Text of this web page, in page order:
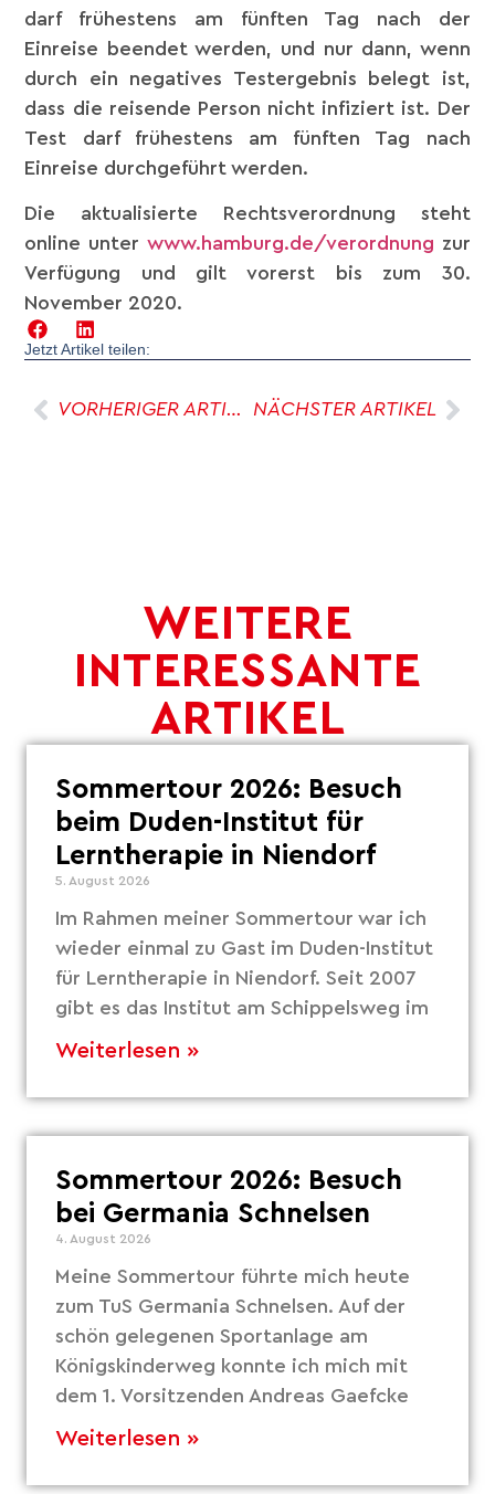
darf frühestens am fünften Tag nach der
Einreise beendet werden, und nur dann, wenn
durch ein negatives Testergebnis belegt ist,
dass die reisende Person nicht infiziert ist. Der
Test darf frühestens am fünften Tag nach
Einreise durchgeführt werden.
Die aktualisierte Rechtsverordnung steht
online unter www.hamburg.de/verordnung zur
Verfügung und gilt vorerst bis zum 30.
November 2020.
Jetzt Artikel teilen:
VORHERIGER ARTIKEL NÄCHSTER ARTIKEL
WEITERE
INTERESSANTE
ARTIKEL
Sommertour 2026: Besuch
beim Duden-Institut für
Lerntherapie in Niendorf
5. August 2026
Im Rahmen meiner Sommertour war ich
wieder einmal zu Gast im Duden-Institut
für Lerntherapie in Niendorf. Seit 2007
gibt es das Institut am Schippelsweg im
Weiterlesen »
Sommertour 2026: Besuch
bei Germania Schnelsen
4. August 2026
Meine Sommertour führte mich heute
zum TuS Germania Schnelsen. Auf der
schön gelegenen Sportanlage am
Königskinderweg konnte ich mich mit
dem 1. Vorsitzenden Andreas Gaefcke
Weiterlesen »